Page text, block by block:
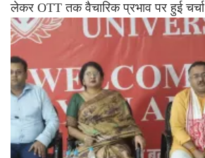
लेकर OTT तक वैचारिक प्रभाव पर हुई चर्चा